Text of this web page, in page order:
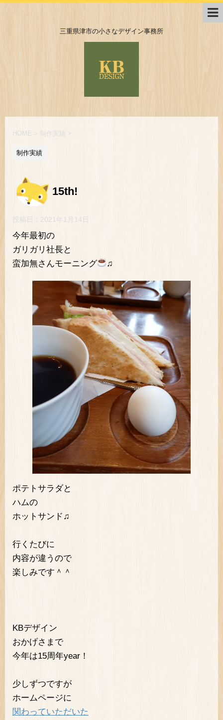
三重県津市の小さなデザイン事務所
HOME > 制作実績 >
制作実績
15th!
投稿日： 2021年1月14日
今年最初の
ガリガリ社長と
蛮加無さんモーニング
♫
ポテトサラダと
ハムの
ホットサンド♫
行くたびに
内容が違うので
楽しみです＾＾
KBデザイン
おかげさまで
今年は15周年year！
少しずつですが
ホームページに
関わっていただいた